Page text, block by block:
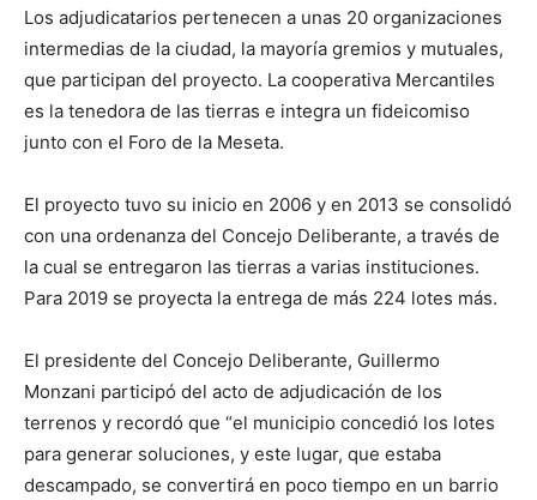
Los adjudicatarios pertenecen a unas 20 organizaciones
intermedias de la ciudad, la mayoría gremios y mutuales,
que participan del proyecto. La cooperativa Mercantiles
es la tenedora de las tierras e integra un fideicomiso
junto con el Foro de la Meseta.
El proyecto tuvo su inicio en 2006 y en 2013 se consolidó
con una ordenanza del Concejo Deliberante, a través de
la cual se entregaron las tierras a varias instituciones.
Para 2019 se proyecta la entrega de más 224 lotes más.
El presidente del Concejo Deliberante, Guillermo
Monzani participó del acto de adjudicación de los
terrenos y recordó que “el municipio concedió los lotes
para generar soluciones, y este lugar, que estaba
descampado, se convertirá en poco tiempo en un barrio